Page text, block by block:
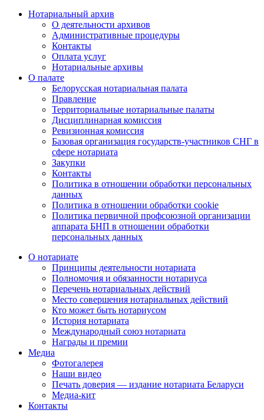
Нотариальный архив
О деятельности архивов
Административные процедуры
Контакты
Оплата услуг
Нотариальные архивы
О палате
Белорусская нотариальная палата
Правление
Территориальные нотариальные палаты
Дисциплинарная комиссия
Ревизионная комиссия
Базовая организация государств-участников СНГ в
сфере нотариата
Закупки
Контакты
Политика в отношении обработки персональных
данных
Политика в отношении обработки cookie
Политика первичной профсоюзной организации
аппарата БНП в отношении обработки
персональных данных
О нотариате
Принципы деятельности нотариата
Полномочия и обязанности нотариуса
Перечень нотариальных действий
Место совершения нотариальных действий
Кто может быть нотариусом
История нотариата
Международный союз нотариата
Награды и премии
Медиа
Фотогалерея
Наши видео
Печать доверия — издание нотариата Беларуси
Медиа-кит
Контакты